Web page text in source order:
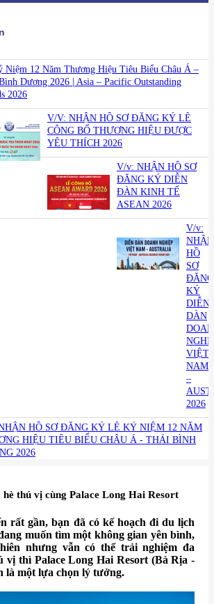
Niệm 12 Năm Thương Hiệu Tiêu Biểu Châu Á –
Dương 2026 | Asia – Pacific Outstanding
2026
V/V: NHẬN HỒ SƠ ĐĂNG KÝ LỄ
CÔNG BỐ THƯƠNG HIỆU ĐƯỢC
YÊU THÍCH 2026
V/v: NHẬN HỒ SƠ
ĐĂNG KÝ DIỄN
ĐÀN KINH TẾ
ASEAN 2026
V/v:
NHẬN
HỒ
SƠ
ĐĂNG
KÝ
DIỄN
DÀN
VIỆT
NAM
–
2026
HỒ SƠ ĐĂNG KÝ LỄ KỶ NIỆM 12 NĂM
HIỆU TIÊU BIỂU CHÂU Á - THÁI BÌNH
2026
thú vị cùng Palace Long Hai Resort
rất gần, bạn đã có kế hoạch đi du lịch
muốn tìm một không gian yên bình,
nhưng vẫn có thể trải nghiệm đa
vị thì Palace Long Hai Resort (Bà Rịa -
là một lựa chọn lý tưởng.